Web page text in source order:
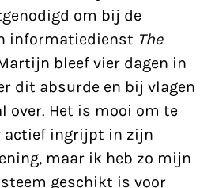
om bij de
informatiedienst The
bleef vier dagen in
dit absurde en bij vlagen
over. Het is mooi om te
actief ingrijpt in zijn
maar ik heb zo mijn
geschikt is voor